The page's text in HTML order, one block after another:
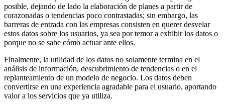
posible, dejando de lado la elaboración de planes a partir de
corazonadas o tendencias poco contrastadas; sin embargo, las
barreras de entrada con las empresas consisten en querer desvelar
estos datos sobre los usuarios, ya sea por temor a exhibir los datos o
porque no se sabe cómo actuar ante ellos.
Finalmente, la utilidad de los datos no solamente termina en el
análisis de información, descubrimiento de tendencias o en el
replanteamiento de un modelo de negocio. Los datos deben
convertirse en una experiencia agradable para el usuario, aportando
valor a los servicios que ya utiliza.